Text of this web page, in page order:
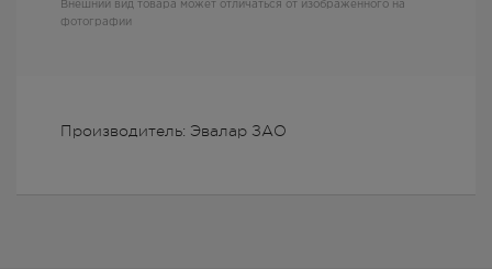
Производитель: Эвалар ЗАО
Внешний вид товара может отличаться от изображенного на
фотографии